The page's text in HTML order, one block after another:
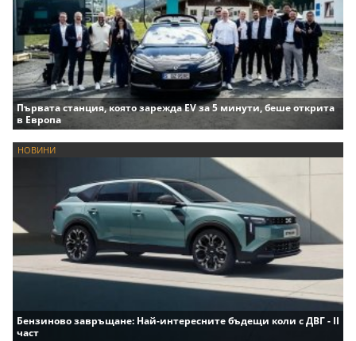
Първата станция, която зарежда EV за 5 минути, беше открита
в Европа
НОВИНИ
Бензиново завръщане: Най-интересните бъдещи коли с ДВГ - II
част